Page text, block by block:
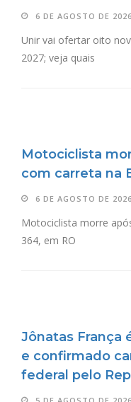
6 DE AGOSTO DE 2026
Unir vai ofertar oito
2027; veja quais
Motociclista
com carreta na
6 DE AGOSTO DE 2026
Motociclista morre
364, em RO
Jônatas França
e confirmado
federal pelo